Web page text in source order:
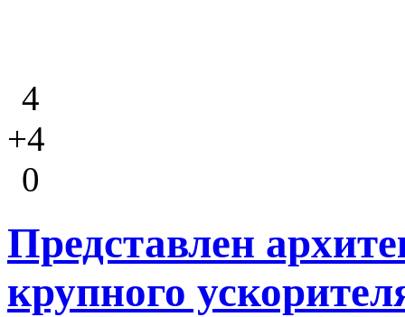
4
+4
0
Представлен
крупного